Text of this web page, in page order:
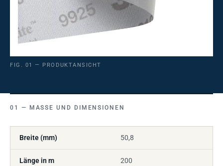
FIG. 01 — PRODUKTANSICHT
MASSE UND DIMENSIONEN
Breite (mm) 50,8
Länge in m 200